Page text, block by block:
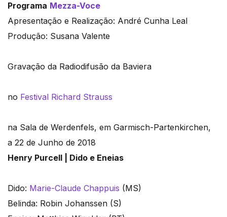
Programa Mezza-Voce
Apresentação e Realização: André Cunha Leal
Produção: Susana Valente
Gravação da Radiodifusão da Baviera
no Festival Richard Strauss
na Sala de Werdenfels, em Garmisch-Partenkirchen,
a 22 de Junho de 2018
Henry Purcell | Dido e Eneias
Dido: Marie-Claude Chappuis (MS)
Belinda: Robin Johanssen (S)